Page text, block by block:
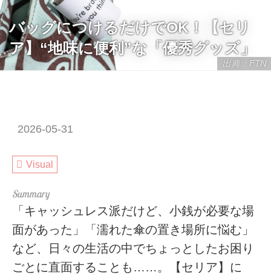
出典：FTN
バッグにつけるだけでOK！【セリ
ア】“地味に便利”な「優秀グッズ」
2026-05-31
Visual
「キャッシュレス派だけど、小銭が必要な場
面があった」「濡れた傘の置き場所に悩む」
など、日々の生活の中でちょっとしたお困り
ごとに直面することも……。【セリア】に